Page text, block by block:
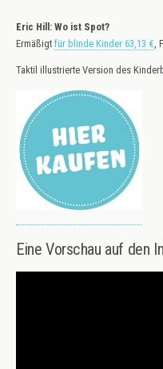
Eric Hill: Wo ist Spot?
Ermäßigt für blinde Kinder 63,13 €
Taktil illustrierte Version des
Eine Vorschau auf den